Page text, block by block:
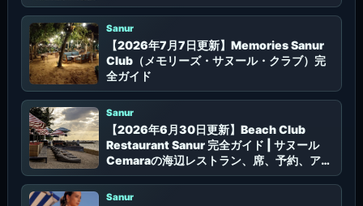
Sanur
【2026年7月7日更新】Memories Sanur
Club（メモリーズ・サヌール・クラブ）完
全ガイド
Sanur
【2026年6月30日更新】Beach Club
Restaurant Sanur 完全ガイド | サヌール
Cemaraの海辺レストラン、席、予約、アク
セス
Sanur